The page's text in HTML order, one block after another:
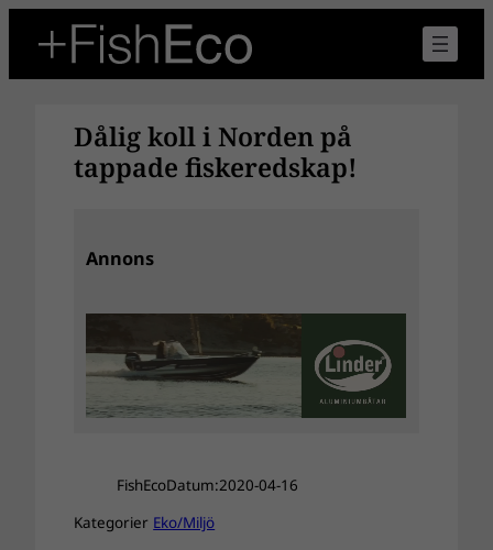
innehåll
Dålig koll i Norden på
tappade fiskeredskap!
Annons
FishEcoDatum:2020-04-16
Kategorier Eko/Miljö